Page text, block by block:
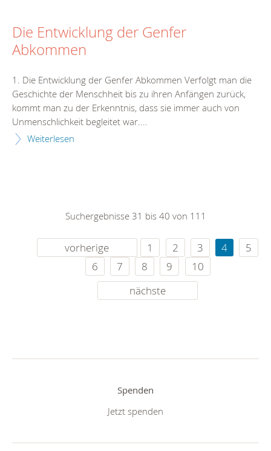
Die Entwicklung der Genfer
Abkommen
1. Die Entwicklung der Genfer Abkommen Verfolgt man die
Geschichte der Menschheit bis zu ihren Anfängen zurück,
kommt man zu der Erkenntnis, dass sie immer auch von
Unmenschlichkeit begleitet war....
Weiterlesen
Suchergebnisse 31 bis 40 von 111
vorherige 1 2 3 4
5
6
7 8 9
10
nächste
Spenden
Jetzt spenden